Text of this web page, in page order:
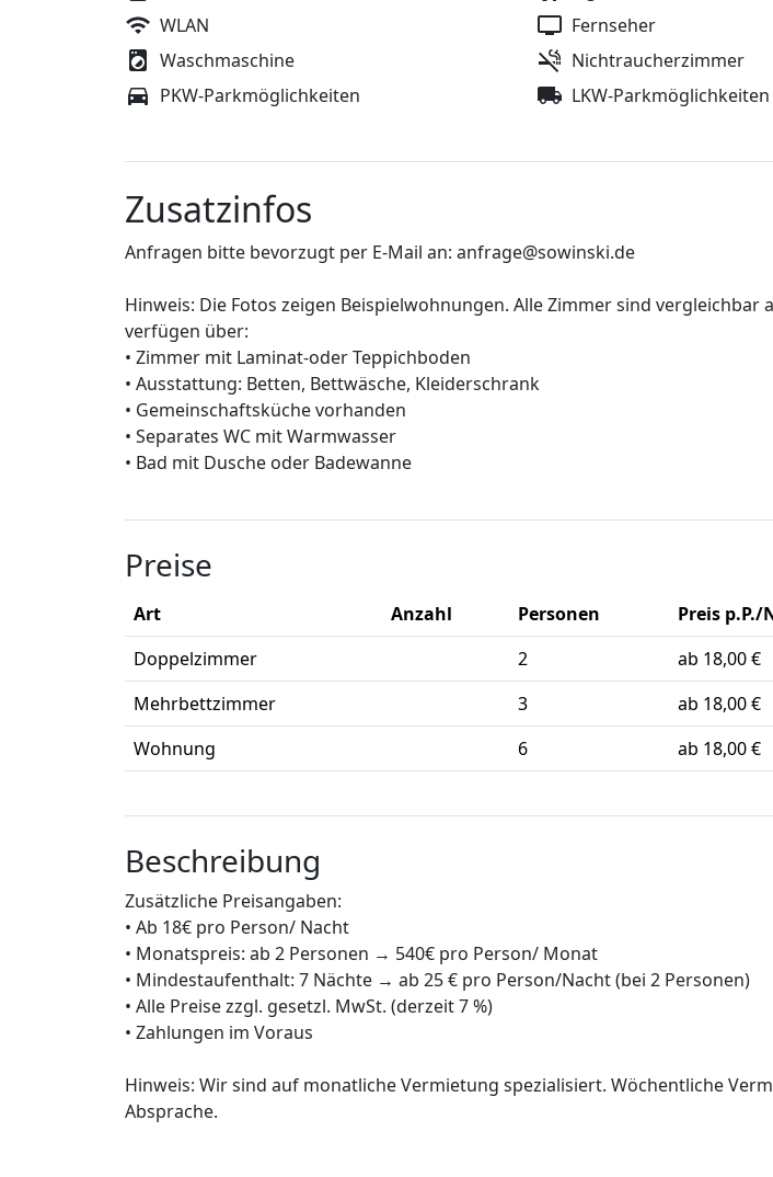
WLAN
Fernseher
Waschmaschine
Nichtraucherzimmer
PKW-Parkmöglichkeiten
LKW-Parkmöglichkeiten
Zusatzinfos
Anfragen bitte bevorzugt per E-Mail an: anfrage@sowinski.de
Hinweis: Die Fotos zeigen Beispielwohnungen. Alle Zimmer sind vergleichbar
verfügen über:
• Zimmer mit Laminat-oder Teppichboden
• Ausstattung: Betten, Bettwäsche, Kleiderschrank
• Gemeinschaftsküche vorhanden
• Separates WC mit Warmwasser
• Bad mit Dusche oder Badewanne
Preise
Art Anzahl Personen
Preis p.P./
Doppelzimmer
2
ab 18,00 €
Mehrbettzimmer
3
ab 18,00 €
Wohnung
6 ab 18,00 €
Beschreibung
Zusätzliche Preisangaben:
• Ab 18€ pro Person/ Nacht
• Monatspreis: ab 2 Personen → 540€ pro Person/ Monat
• Mindestaufenthalt: 7 Nächte → ab 25 € pro Person/Nacht (bei 2 Personen)
• Alle Preise zzgl. gesetzl. MwSt. (derzeit 7 %)
• Zahlungen im Voraus
Hinweis: Wir sind auf monatliche Vermietung spezialisiert. Wöchentliche
Absprache.